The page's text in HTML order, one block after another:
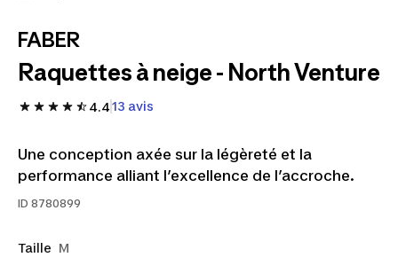
FABER
Raquettes à neige - North Venture
4.413 avis
Une conception axée sur la légèreté et la
performance alliant l’excellence de l’accroche.
ID 8780899
Taille M